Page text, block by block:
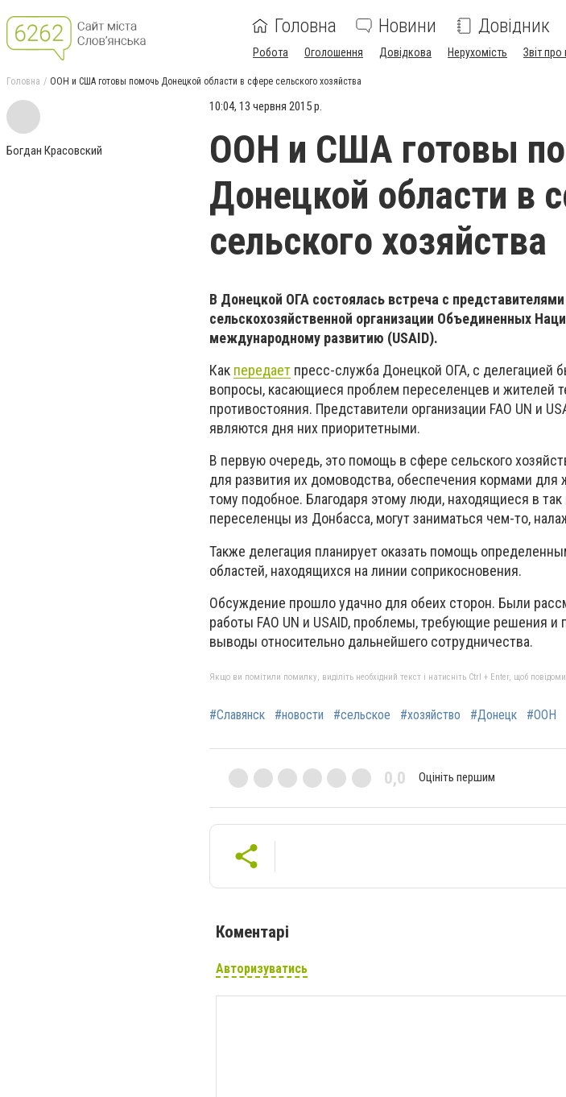
Головна Новини Довідник
Робота Оголошення Довідкова Нерухомість Звіт про
Головна ООН и США готовы помочь Донецкой области в сфере сельского хозяйства
Богдан Красовский
10:04, 13 червня 2015 р.
ООН и США готовы
Донецкой области в
сельского хозяйства
В Донецкой ОГА состоялась встреча с
сельскохозяйственной организации Объединенных
международному развитию (USAID).
Как передает пресс-служба Донецкой ОГА, с
вопросы, касающиеся проблем переселенцев и жителей
противостояния. Представители организации FAO UN и
являются дня них приоритетными.
В первую очередь, это помощь в сфере сельского
для развития их домоводства, обеспечения кормами
тому подобное. Благодаря этому люди, находящиеся в
переселенцы из Донбасса, могут заниматься чем-то,
Также делегация планирует оказать помощь
областей, находящихся на линии соприкосновения.
Обсуждение прошло удачно для обеих сторон. Были
работы FAO UN и USAID, проблемы, требующие решения
выводы относительно дальнейшего сотрудничества.
Якщо ви помітили помилку, виділіть необхідний текст і натисніть Ctrl + Enter, щоб
#Славянск #новости #сельское #хозяйство #Донецк #ООН
0,0 Оцініть першим
Коментарі
Авторизуватись